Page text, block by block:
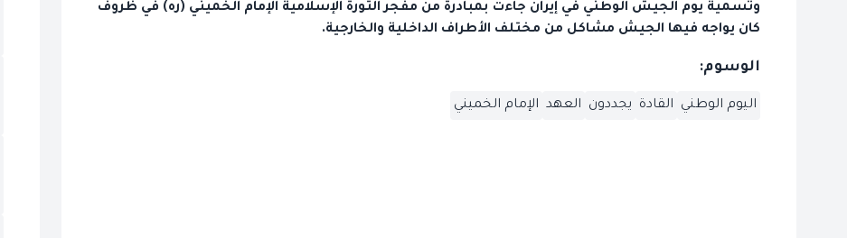
وتسمية يوم الجيش الوطني في إيران جاءت بمبادرة من مفجر الثورة الإسلامية الإمام الخميني (ره) في ظروف
كان يواجه فيها الجيش مشاكل من مختلف الأطراف الداخلية والخارجية.
الوسوم:
اليوم الوطني القادة يجددون العهد الإمام الخميني